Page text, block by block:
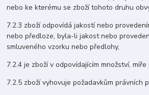
nebo ke kterému se zboží tohoto druhu
7.2.3 zboží odpovídá jakostí nebo
nebo předloze, byla-li jakost nebo
smluveného vzorku nebo předlohy,
7.2.4 je zboží v odpovídajícím množství,
7.2.5 zboží vyhovuje požadavkům právních